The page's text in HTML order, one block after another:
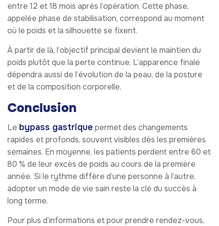
entre 12 et 18 mois après l’opération. Cette phase,
appelée phase de stabilisation, correspond au moment
où le poids et la silhouette se fixent.
À partir de là, l’objectif principal devient le maintien du
poids plutôt que la perte continue. L’apparence finale
dépendra aussi de l’évolution de la peau, de la posture
et de la composition corporelle.
Conclusion
Le bypass gastrique permet des changements
rapides et profonds, souvent visibles dès les premières
semaines. En moyenne, les patients perdent entre 60 et
80 % de leur excès de poids au cours de la première
année. Si le rythme diffère d’une personne à l’autre,
adopter un mode de vie sain reste la clé du succès à
long terme.
Pour plus d’informations et pour prendre rendez-vous,